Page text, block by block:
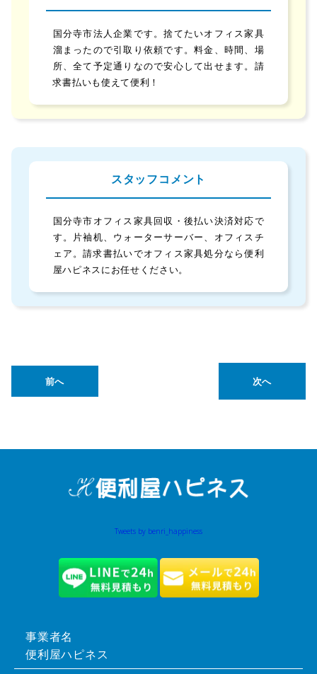
国分寺市法人企業です。捨てたいオフィス家具
溜まったので引取り依頼です。料金、時間、場
所、全て予定通りなので安心して出せます。請
求書払いも使えて便利！
スタッフコメント
国分寺市オフィス家具回収・後払い決済対応で
す。片袖机、ウォーターサーバー、オフィスチ
ェア。請求書払いでオフィス家具処分なら便利
屋ハピネスにお任せください。
前へ 次へ
Tweets by benri_happiness
事業者名
便利屋ハピネス